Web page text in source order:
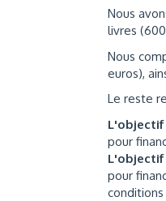
Nous
livres
Nous
euros),
Le reste
L'objectif
pour
pour